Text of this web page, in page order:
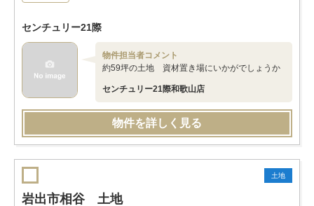
センチュリー21際
物件担当者コメント
約59坪の土地 資材置き場にいかがでしょうか
センチュリー21際和歌山店
物件を詳しく見る
土地
岩出市相谷 土地